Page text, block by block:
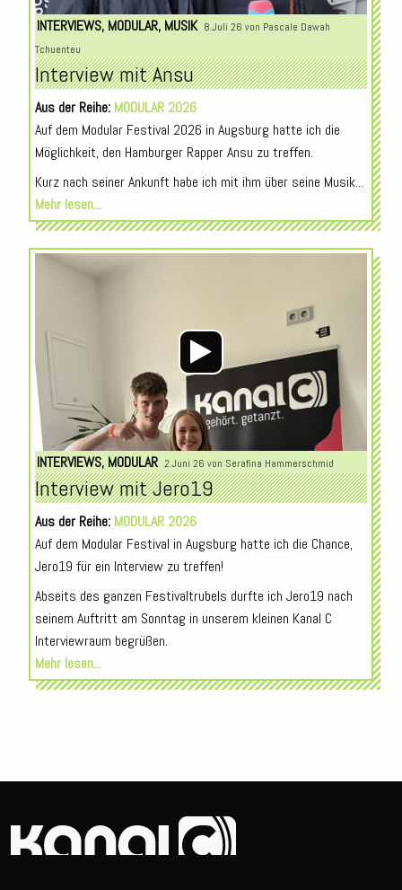
INTERVIEWS, MODULAR, MUSIK 8.Juli 26 von Pascale Dawah
Tchuenteu
Interview mit Ansu
Aus der Reihe: MODULAR 2026
Auf dem Modular Festival 2026 in Augsburg hatte ich die
Möglichkeit, den Hamburger Rapper Ansu zu treffen.
Kurz nach seiner Ankunft habe ich mit ihm über seine Musik...
Mehr lesen...
Audio-
Player
INTERVIEWS, MODULAR 2.Juni 26 von Serafina Hammerschmid
Interview mit Jero19
Aus der Reihe: MODULAR 2026
Auf dem Modular Festival in Augsburg hatte ich die Chance,
Jero19 für ein Interview zu treffen!
Abseits des ganzen Festivaltrubels durfte ich Jero19 nach
seinem Auftritt am Sonntag in unserem kleinen Kanal C
Interviewraum begrüßen.
Mehr lesen...